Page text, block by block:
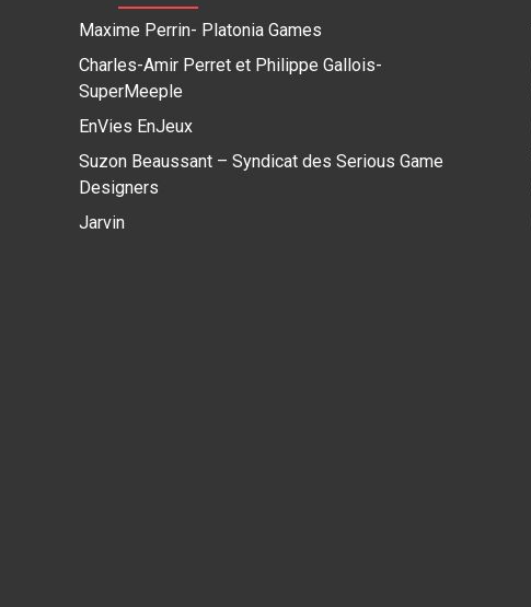
Maxime Perrin- Platonia Games
Charles-Amir Perret et Philippe Gallois-
SuperMeeple
EnVies EnJeux
Suzon Beaussant – Syndicat des Serious Game
Designers
Jarvin